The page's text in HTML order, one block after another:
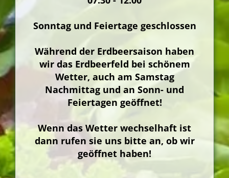
Sonntag und Feiertage geschlossen
Während der Erdbeersaison haben
wir das Erdbeerfeld bei schönem
Wetter, auch am Samstag
Nachmittag und an Sonn- und
Feiertagen geöffnet!
Wenn das Wetter wechselhaft ist
dann rufen sie uns bitte an, ob wir
geöffnet haben!